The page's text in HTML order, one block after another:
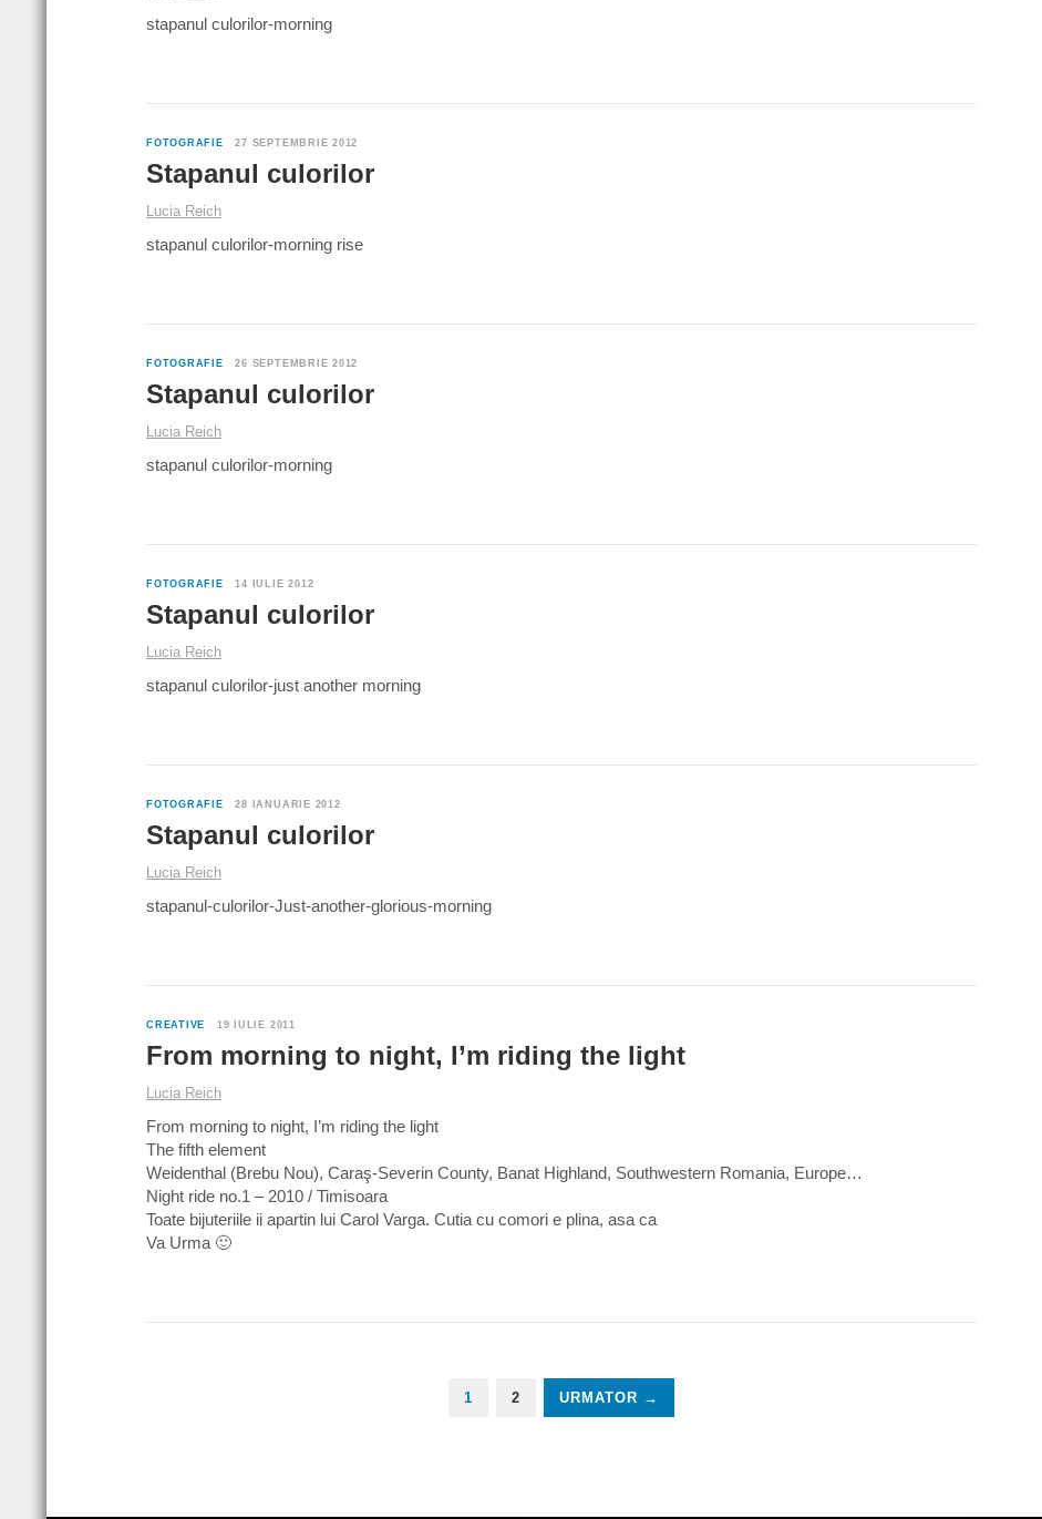
stapanul culorilor-morning
FOTOGRAFIE 27 SEPTEMBRIE 2012
Stapanul culorilor
Lucia Reich
stapanul culorilor-morning rise
FOTOGRAFIE 26 SEPTEMBRIE 2012
Stapanul culorilor
Lucia Reich
stapanul culorilor-morning
FOTOGRAFIE 14 IULIE 2012
Stapanul culorilor
Lucia Reich
stapanul culorilor-just another morning
FOTOGRAFIE 28 IANUARIE 2012
Stapanul culorilor
Lucia Reich
stapanul-culorilor-Just-another-glorious-morning
CREATIVE 19 IULIE 2011
From morning to night, I’m riding the light
Lucia Reich
From morning to night, I’m riding the light
The fifth element
Weidenthal (Brebu Nou), Caraş-Severin County, Banat Highland, Southwestern Romania, Europe…
Night ride no.1 – 2010 / Timisoara
Toate bijuteriile ii apartin lui Carol Varga. Cutia cu comori e plina, asa ca
Va Urma 🙂
1 2 URMATOR →